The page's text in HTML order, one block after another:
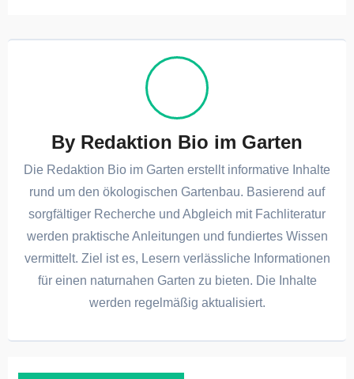
By Redaktion Bio im Garten
Die Redaktion Bio im Garten erstellt informative Inhalte
rund um den ökologischen Gartenbau. Basierend auf
sorgfältiger Recherche und Abgleich mit Fachliteratur
werden praktische Anleitungen und fundiertes Wissen
vermittelt. Ziel ist es, Lesern verlässliche Informationen
für einen naturnahen Garten zu bieten. Die Inhalte
werden regelmäßig aktualisiert.